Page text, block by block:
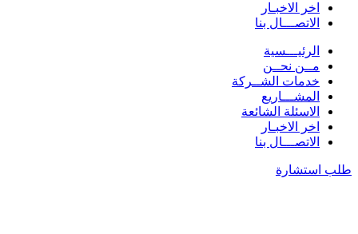
اخر الاخبـار
الاتصـــال بنا
الرئيـــسية
مــن نحــن
خدمات الشــركة
المشـــاريع
الاسئلة الشائعة
اخر الاخبـار
الاتصـــال بنا
طلب استشارة